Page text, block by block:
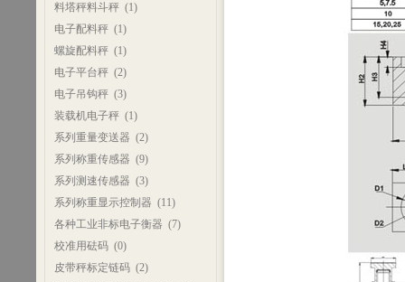
料塔秤料斗秤(1)
电子配料秤(1)
螺旋配料秤(1)
电子平台秤(2)
电子吊钩秤(3)
装载机电子秤(1)
系列重量变送器 (2)
系列称重传感器 (9)
系列测速传感器 (3)
系列称重显示控制器 (11)
各种工业非标电子衡器 (7)
校准用砝码(0)
皮带秤标定链码(2)